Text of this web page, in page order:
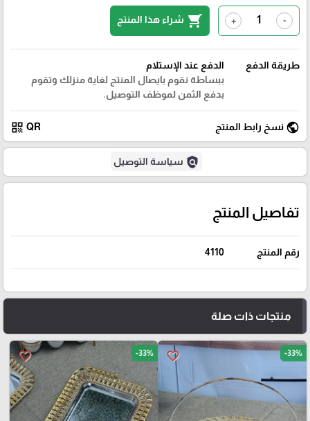
-
+
shopping_cart شراء هذا المنتج
طريقة الدفع
الدفع عند الإستلام
ببساطة نقوم بايصال المنتج لغاية منزلك وتقوم
بدفع الثمن لموظف التوصيل.
public نسخ رابط المنتج QR
qr_code
policy سياسة التوصيل
تفاصيل المنتج
رقم المنتج 4110
منتجات ذات صلة
favorite_border -33%
favorite_border -33%